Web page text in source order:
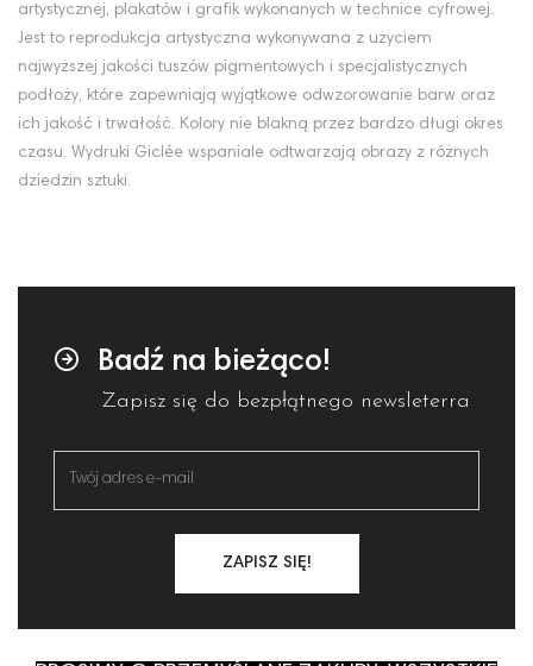
artystycznej, plakatów i grafik wykonanych w technice cyfrowej.
Jest to reprodukcja artystyczna wykonywana z użyciem
najwyższej jakości tuszów pigmentowych i specjalistycznych
podłoży, które zapewniają wyjątkowe odwzorowanie barw oraz
ich jakość i trwałość. Kolory nie blakną przez bardzo długi okres
czasu. Wydruki Giclée wspaniale odtwarzają obrazy z różnych
dziedzin sztuki.
Badź na bieżąco!
Zapisz się do bezpłątnego newsleterra
ZAPISZ SIĘ!